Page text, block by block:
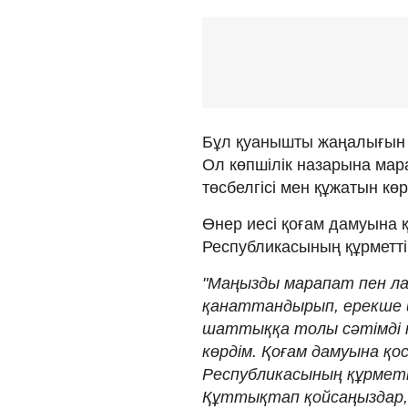
Бұл қуанышты
Ол көпшілік назарына
төсбелгісі мен құжатын
Өнер иесі қоғам дамуына
Республикасының
"Маңызды марапат пен
қанаттандырып, ерекше
шаттыққа толы сәтімді
көрдім. Қоғам дамуына
Республикасының
Құттықтап